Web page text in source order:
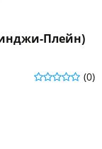
Плейн)
(0)